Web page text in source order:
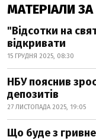
МАТЕРІАЛИ
"Відсотки на
відкривати
15 ГРУДНЯ 2025, 08:30
НБУ пояснив
депозитів
27 ЛИСТОПАДА 2025, 19:05
Що буде з